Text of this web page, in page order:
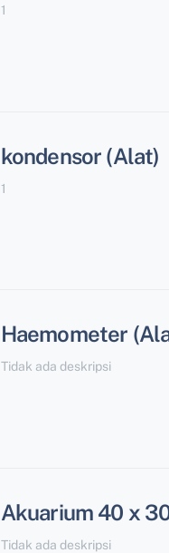
1
kondensor (Alat)
1
Haemometer
Tidak ada deskripsi
Akuarium 40 x
Tidak ada deskripsi